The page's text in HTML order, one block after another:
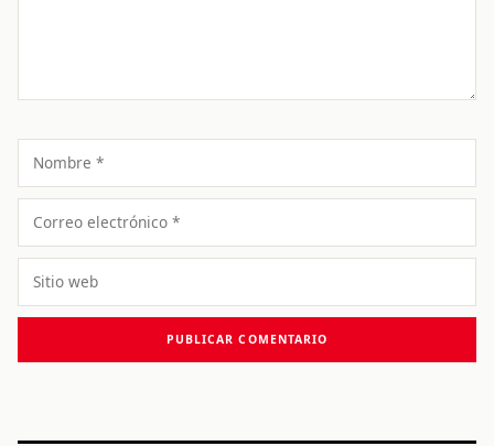
Nombre
Correo
electrónico
Sitio
web